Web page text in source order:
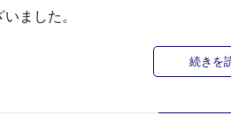
ました。
続きを